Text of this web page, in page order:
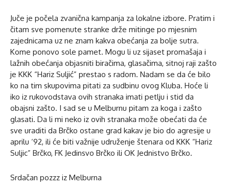
Juče je počela zvanična kampanja za lokalne izbore. Pratim i
čitam sve pomenute stranke drže mitinge po mjesnim
zajednicama uz ne znam kakva obećanja za bolje sutra.
Kome ponovo sole pamet. Mogu li uz sijaset promašaja i
lažnih obećanja objasniti biračima, glasačima, sitnoj raji zašto
je KKK “Hariz Suljić” prestao s radom. Nadam se da će bilo
ko na tim skupovima pitati za sudbinu ovog Kluba. Hoće li
iko iz rukovodstava ovih stranaka imati petlju i stid da
obajsni zašto. I sad se u Melburnu pitam za koga i zašto
glasati. Da li mi neko iz ovih stranaka može obećati da će
sve uraditi da Brčko ostane grad kakav je bio do agresije u
aprilu ‘92, ili će biti važnije udruženje štenara od KKK “Hariz
Suljic” Brčko, FK Jedinsvo Brčko ili OK Jednistvo Brčko.
Srdačan pozzz iz Melburna